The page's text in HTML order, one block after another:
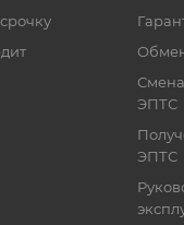
ЭПТС
ЭПТС